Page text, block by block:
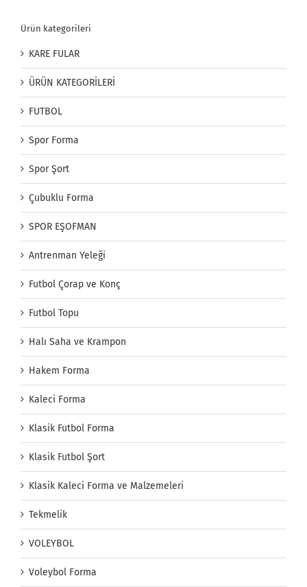
Ürün kategorileri
KARE FULAR
ÜRÜN KATEGORİLERİ
FUTBOL
Spor Forma
Spor Şort
Çubuklu Forma
SPOR EŞOFMAN
Antrenman Yeleği
Futbol Çorap ve Konç
Futbol Topu
Halı Saha ve Krampon
Hakem Forma
Kaleci Forma
Klasik Futbol Forma
Klasik Futbol Şort
Klasik Kaleci Forma ve Malzemeleri
Tekmelik
VOLEYBOL
Voleybol Forma